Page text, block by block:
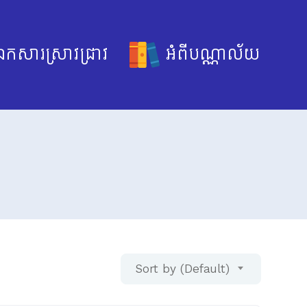
សារស្រាវជ្រាវ អំពីបណ្ណាល័យ
Sort by (Default)